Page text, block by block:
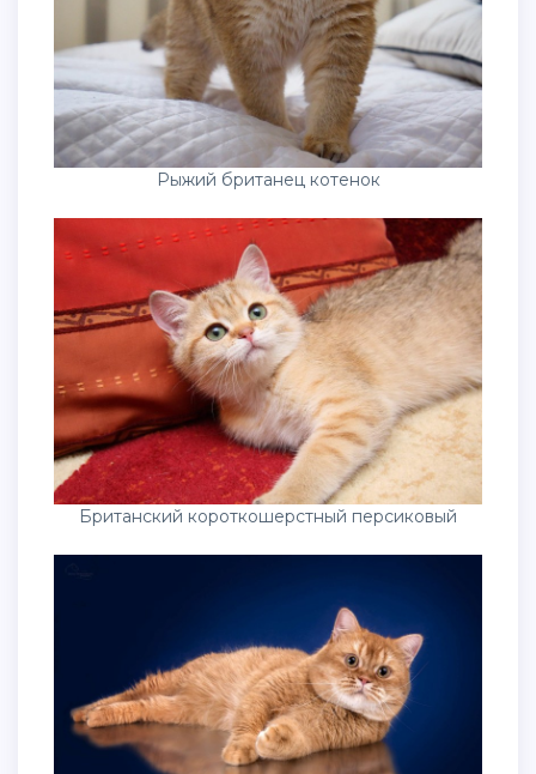
Рыжий британец котенок
Британский короткошерстный персиковый